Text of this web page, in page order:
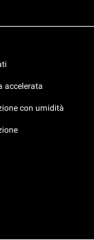
accelerata
con umidità